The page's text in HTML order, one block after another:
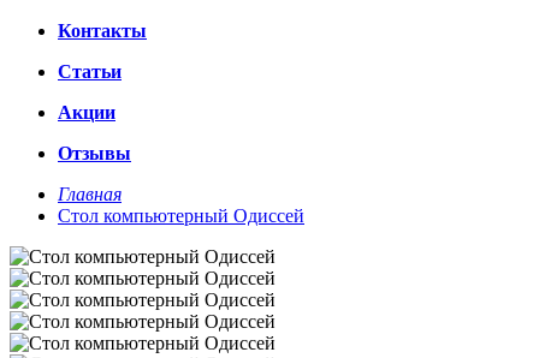
Контакты
Статьи
Акции
Отзывы
Главная
Стол компьютерный Одиссей